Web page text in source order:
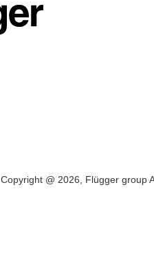
Copyright @ 2026, Flügger group